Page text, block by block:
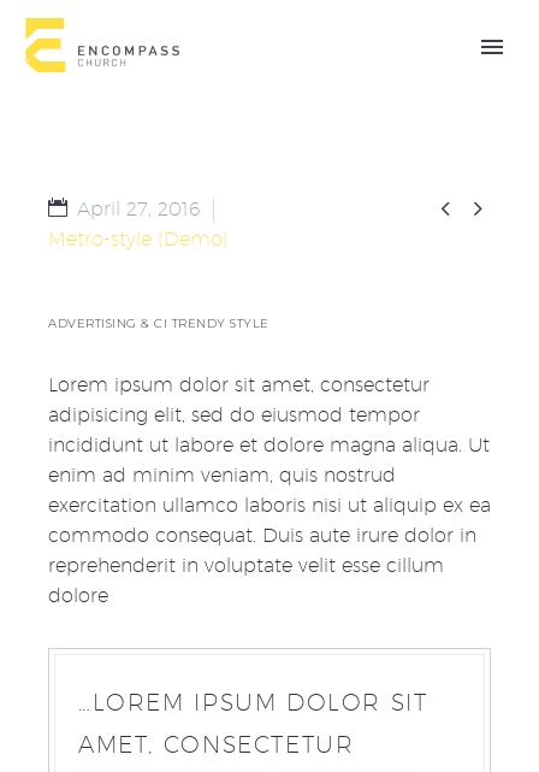
 
April 27, 2016
Metro-style (Demo)
ADVERTISING & CI TRENDY STYLE
Lorem ipsum dolor sit amet, consectetur
adipisicing elit, sed do eiusmod tempor
incididunt ut labore et dolore magna aliqua. Ut
enim ad minim veniam, quis nostrud
exercitation ullamco laboris nisi ut aliquip ex ea
commodo consequat. Duis aute irure dolor in
reprehenderit in voluptate velit esse cillum
dolore
…LOREM IPSUM DOLOR SIT
AMET, CONSECTETUR